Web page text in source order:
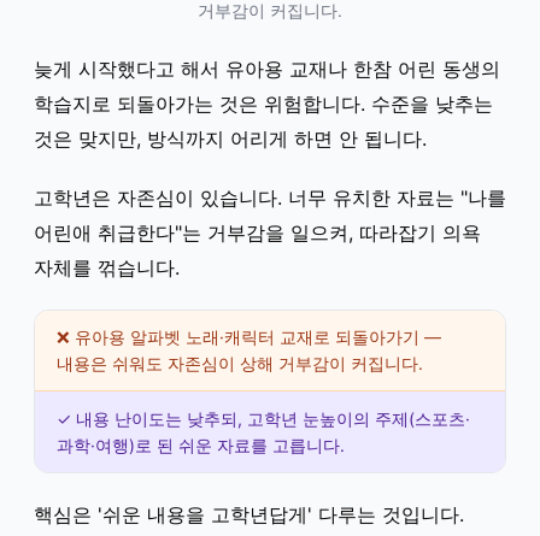
거부감이 커집니다.
늦게 시작했다고 해서 유아용 교재나 한참 어린 동생의
학습지로 되돌아가는 것은 위험합니다. 수준을 낮추는
것은 맞지만, 방식까지 어리게 하면 안 됩니다.
고학년은 자존심이 있습니다. 너무 유치한 자료는 "나를
어린애 취급한다"는 거부감을 일으켜, 따라잡기 의욕
자체를 꺾습니다.
❌ 유아용 알파벳 노래·캐릭터 교재로 되돌아가기 —
내용은 쉬워도 자존심이 상해 거부감이 커집니다.
✓ 내용 난이도는 낮추되, 고학년 눈높이의 주제(스포츠·
과학·여행)로 된 쉬운 자료를 고릅니다.
핵심은 '쉬운 내용을 고학년답게' 다루는 것입니다.